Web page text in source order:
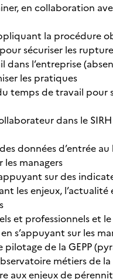
en collaboration
la procédure
sécuriser les
l’entreprise
les pratiques
temps de travail
dans le
données d’entrée
managers
sur des
les enjeux,
et professionnels et
s’appuyant sur les
pilotage de la GEPP
métiers de
aux enjeux de